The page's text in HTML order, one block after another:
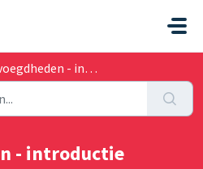
- introductie
- introductie